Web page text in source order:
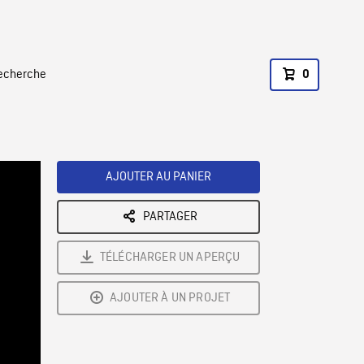
0
AJOUTER AU PANIER
PARTAGER
TÉLÉCHARGER UN APERÇU
AJOUTER À UN PROJET